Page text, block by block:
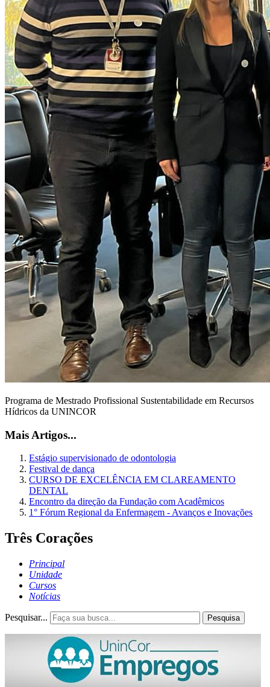
Programa de Mestrado Profissional Sustentabilidade em Recursos
Hídricos da UNINCOR
Mais Artigos...
Estágio supervisionado de odontologia
Festival de dança
CURSO DE EXCELÊNCIA EM CLAREAMENTO
DENTAL
Encontro da direção da Fundação com Acadêmicos
1° Fórum Regional da Enfermagem - Avanços e Inovações
Três Corações
Principal
Unidade
Cursos
Notícias
Pesquisar... Pesquisa